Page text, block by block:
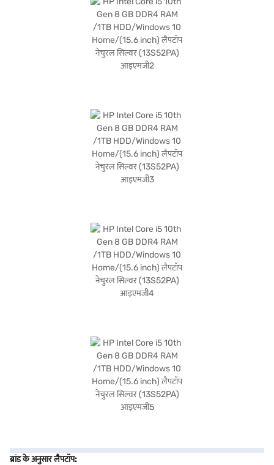
ब्रांड के अनुसार लैपटॉप: